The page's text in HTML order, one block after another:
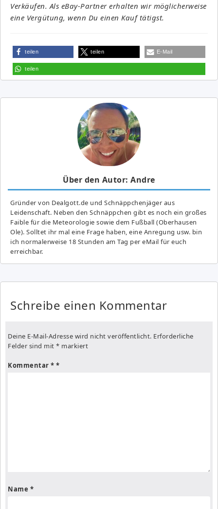
Verkäufen. Als eBay-Partner erhalten wir möglicherweise
eine Vergütung, wenn Du einen Kauf tätigst.
teilen teilen E-Mail
teilen
Über den Autor: Andre
Gründer von Dealgott.de und Schnäppchenjäger aus
Leidenschaft. Neben den Schnäppchen gibt es noch ein großes
Fai­ble für die Meteorologie sowie dem Fußball (Oberhausen
Ole). Solltet ihr mal eine Frage haben, eine Anregung usw. bin
ich normalerweise 18 Stunden am Tag per eMail für euch
erreichbar.
Schreibe einen Kommentar
Deine E-Mail-Adresse wird nicht veröffentlicht. Erforderliche
Felder sind mit * markiert
Kommentar *
Name *